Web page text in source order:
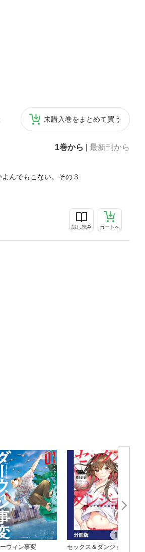
未購入巻をまとめて買う
1巻から 最新刊から
んでもこない。その３
試し読み カートへ
ウィン事変
セックス＆ダンジョ